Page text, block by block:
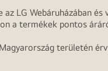
LG Webáruházában
a termékek pontos
területén